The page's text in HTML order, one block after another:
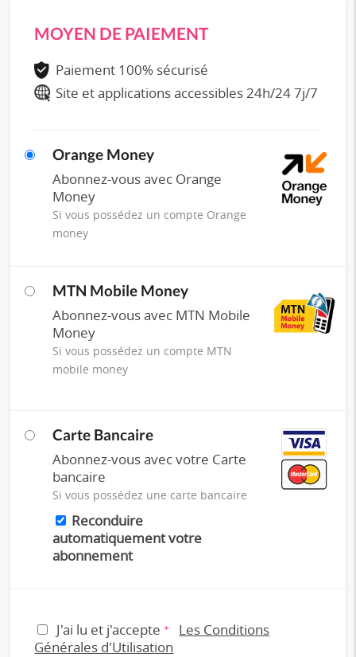
MOYEN DE PAIEMENT
Paiement 100% sécurisé
Site et applications accessibles 24h/24 7j/7
Orange Money
Abonnez-vous avec Orange
Money
Si vous possédez un compte Orange
money
MTN Mobile Money
Abonnez-vous avec MTN Mobile
Money
Si vous possédez un compte MTN
mobile money
Carte Bancaire
Abonnez-vous avec votre Carte
bancaire
Si vous possédez une carte bancaire
Reconduire
automatiquement votre
abonnement
J'ai lu et j'accepte *
Les Conditions
Générales d'Utilisation